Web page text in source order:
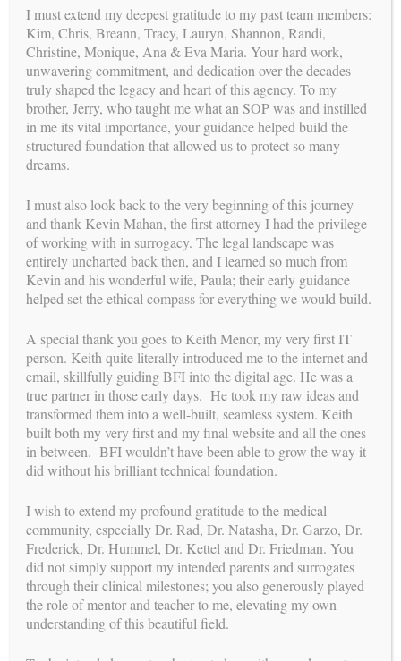
o juzgada por ello.
En resumen, la implicación tanto de la psicóloga como del
equipo de Building Families ha funcionado sinérgicamente y
exitósamente en prevenir problemas o situaciones que hubieran
podido tener un impacto catastrófico sobre todos los
intervinientes en el proceso. Las emociones se muestran de
diferentes formas y son cambiantes, sin una atención adecuada
o la guía de los profesionales pueden arruinar una relación de
subrogada son complejas y requieren de una colaboración
única y muy especial.
Hoy quiero ofreceros mis sugerencias de auto-cuidados para
que las incorporéis a vuestra vida diaria durante el proceso de
gestación subrogada. La primera es
observar tus emociones a
diario. Pregúntate qué estás sintiendo hoy, ¿es positivo o negativo?
nuestro proceso de pensamiento.¡Trata de reirte cada dia! Reírse es
seguramente la mejor medicina Visualiza o visita un lugar positivo,
puede ser tu jardín, las montañas, la playa o tu propio sofá de
casa! ¡Por favor sé egoísta al menos una vez al día haciendo
algo sólo para ti, nosotros lo llamamos mimarse! Finalmente,
pide ayuda, ante grandes, pequeñas o confusas situaciones.
Todos necesitamos la ayuda de otros algunas veces.
Saludos, Dr. Rad
Post
navigation
NAVIGATION
←Día de
I must extend my deepest gratitude to my past team members:
Kim, Chris, Breann, Tracy, Lauryn, Shannon, Randi,
Christine, Monique, Ana & Eva Maria. Your hard work,
unwavering commitment, and dedication over the decades
truly shaped the legacy and heart of this agency. To my
brother, Jerry, who taught me what an SOP was and instilled
in me its vital importance, your guidance helped build the
structured foundation that allowed us to protect so many
dreams.
I must also look back to the very beginning of this journey
and thank Kevin Mahan, the first attorney I had the privilege
of working with in surrogacy. The legal landscape was
entirely uncharted back then, and I learned so much from
Kevin and his wonderful wife, Paula; their early guidance
helped set the ethical compass for everything we would build.
A special thank you goes to Keith Menor, my very first IT
person. Keith quite literally introduced me to the internet and
email, skillfully guiding BFI into the digital age. He was a
true partner in those early days. He took my raw ideas and
transformed them into a well-built, seamless system. Keith
built both my very first and my final website and all the ones
in between. BFI wouldn’t have been able to grow the way it
did without his brilliant technical foundation.
I wish to extend my profound gratitude to the medical
community, especially Dr. Rad, Dr. Natasha, Dr. Garzo, Dr.
Frederick, Dr. Hummel, Dr. Kettel and Dr. Friedman. You
did not simply support my intended parents and surrogates
through their clinical milestones; you also generously played
the role of mentor and teacher to me, elevating my own
understanding of this beautiful field.